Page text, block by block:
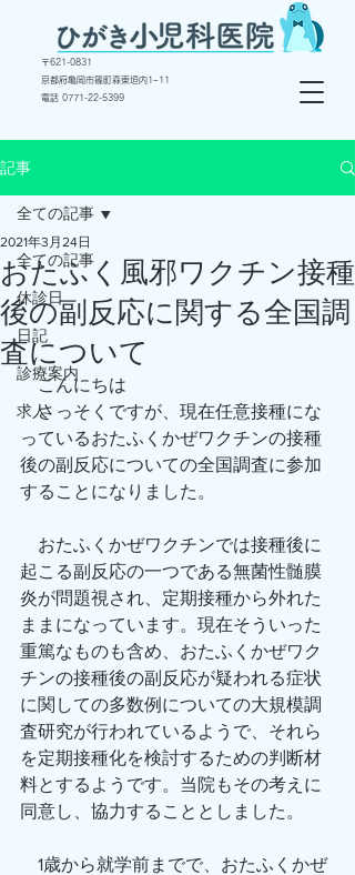
〒621-0831
京都府亀岡市篠町森東垣内1−11
電話 ​0771-22-5399
記事
全ての記事
休診日
日記
診療案内
求人
全ての記事
おたふく風邪ワクチン接種
後の副反応に関する全国調
査について
2021年3月24日
こんにちは
さっそくですが、現在任意接種にな
っているおたふくかぜワクチンの接種
後の副反応についての全国調査に参加
することになりました。
おたふくかぜワクチンでは接種後に
起こる副反応の一つである無菌性髄膜
炎が問題視され、定期接種から外れた
ままになっています。現在そういった
重篤なものも含め、おたふくかぜワク
チンの接種後の副反応が疑われる症状
に関しての多数例についての大規模調
査研究が行われているようで、それら
を定期接種化を検討するための判断材
料とするようです。当院もその考えに
同意し、協力することとしました。
1歳から就学前までで、おたふくかぜ